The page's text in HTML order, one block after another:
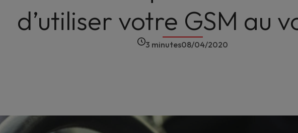
d’utiliser votre GSM au
3 minutes08/04/2020